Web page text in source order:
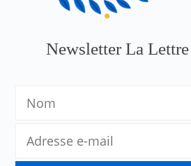
Newsletter La Lettre